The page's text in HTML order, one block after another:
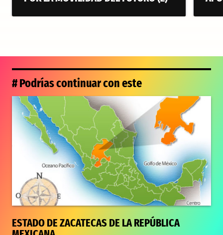
# Podrías continuar con este
ESTADO DE ZACATECAS DE LA REPÚBLICA